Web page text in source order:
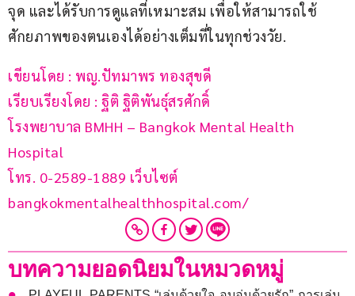
จุด และได้รับการดูแลที่เหมาะสม เพื่อให้สามารถใช้
ศักยภาพของตนเองได้อย่างเต็มที่ในทุกช่วงวัย.
เขียนโดย : พญ.ปัทมาพร ทองสุขดี
เรียบเรียงโดย : ฐิติ ฐิติพันธุ์สรศักดิ์
โรงพยาบาล BMHH – Bangkok Mental Health
Hospital
โทร. 0-2589-1889 เว็บไซต์
bangkokmentalhealthhospital.com/
บทความยอดนิยมในหมวดหมู่